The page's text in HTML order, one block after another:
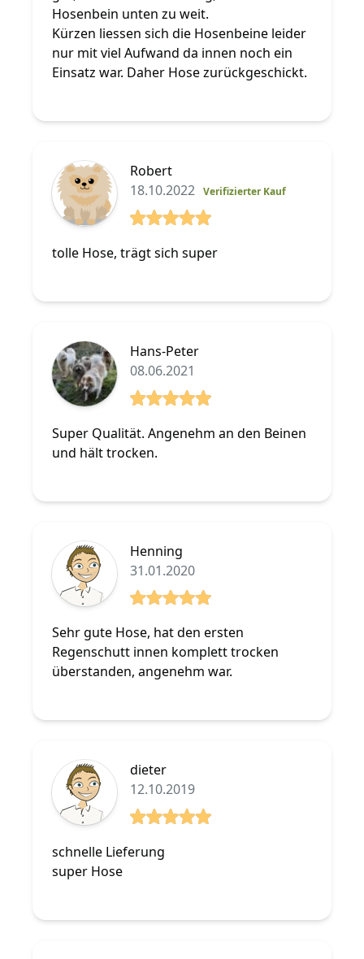
Hosenbein unten zu weit.
Kürzen liessen sich die Hosenbeine leider
nur mit viel Aufwand da innen noch ein
Einsatz war. Daher Hose zurückgeschickt.
Robert
18.10.2022 Verifizierter Kauf
tolle Hose, trägt sich super
Hans-Peter
08.06.2021
Super Qualität. Angenehm an den Beinen
und hält trocken.
Henning
31.01.2020
Sehr gute Hose, hat den ersten
Regenschutt innen komplett trocken
überstanden, angenehm war.
dieter
12.10.2019
schnelle Lieferung
super Hose